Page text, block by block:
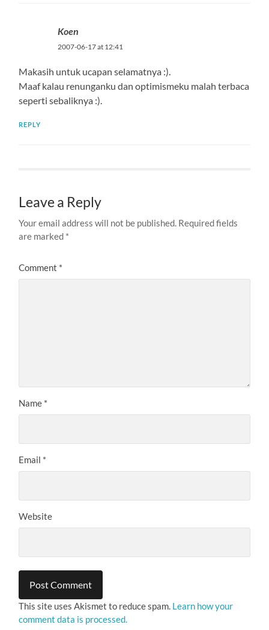
Koen
2007-06-17 at 12:41
Makasih untuk ucapan selamatnya :).
Maaf kalau renunganku dan optimismeku malah terbaca
seperti sebaliknya :).
REPLY
Leave a Reply
Your email address will not be published. Required fields
are marked *
Comment *
Name *
Email *
Website
This site uses Akismet to reduce spam. Learn how your
comment data is processed.